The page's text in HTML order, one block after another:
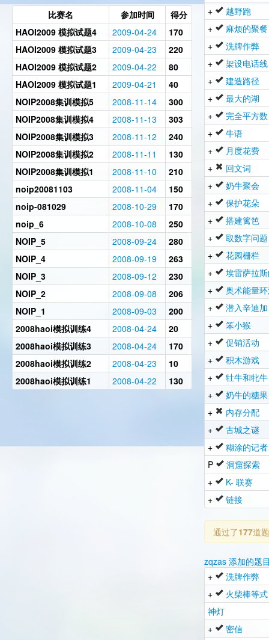
比赛名 参加时间
得分
HAOI2009 模拟试题4
2009-04-24
170
HAOI2009 模拟试题3
2009-04-23
220
HAOI2009 模拟试题2
2009-04-22
80
HAOI2009 模拟试题1
2009-04-21
40
NOIP2008集训模拟5
2008-11-14
300
NOIP2008集训模拟4
2008-11-13
303
NOIP2008集训模拟3
2008-11-12
240
NOIP2008集训模拟2
2008-11-11
130
NOIP2008集训模拟1
2008-11-10
210
noip20081103
2008-11-04
150
noip-081029
2008-10-29
170
noip_6
2008-10-08
250
NOIP_5
2008-09-24
280
NOIP_4
2008-09-19
263
NOIP_3
2008-09-12
230
NOIP_2
2008-09-08
206
NOIP_1
2008-09-03
200
2008haoi模拟训练4
2008-04-24
20
2008haoi模拟训练3
2008-04-24
170
2008haoi模拟训练2
2008-04-23
10
2008haoi模拟训练1
2008-04-22 130
+
越野跑
+
麻烦的聚餐
+
洗牌作弊
+
架设电话线
+
建造路径
+
最大的湖
+
完全平方数
+
牛语
+
月度花费
+
回文词
+
奶牛聚会
+
保护花朵
+
搭建篱笆
+
取数字问题
+
花园栅栏
+
埃雷萨拉
+
奥术能量
+
潜入辛迪加
+
笨小猴
+
促销活动
+
积木游戏
+
牡牛和牝牛
+
奶牛的糖果
+
内存分配
+
古城之谜
+
糊涂的记者
P
洞窟探索
+
K- 联赛
+
链接
通过了177道
zqzas 添加的题
+
洗牌作弊
+
火柴棒等式
神灯
+
密信